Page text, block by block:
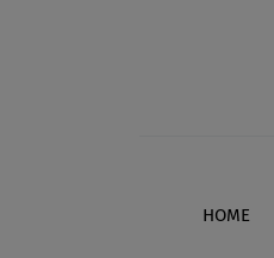
Footer
HOME